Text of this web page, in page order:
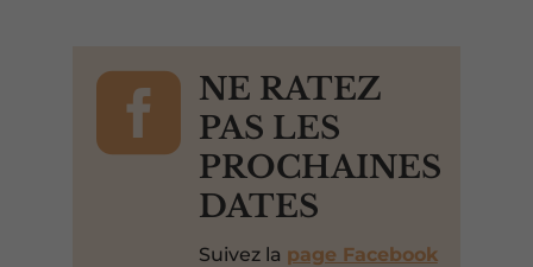

NE RATEZ
PAS LES
PROCHAINES
DATES
Suivez la page Facebook